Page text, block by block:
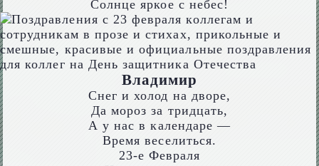
Солнце яркое с небес!
Владимир
Снег и холод на дворе,
Да мороз за тридцать,
А у нас в календаре —
Время веселиться.
23-е Февраля